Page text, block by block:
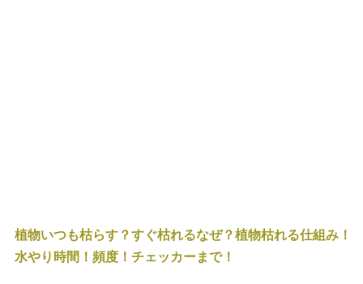
植物いつも枯らす？すぐ枯れるなぜ？植物枯れる仕組み！
水やり時間！頻度！チェッカーまで！